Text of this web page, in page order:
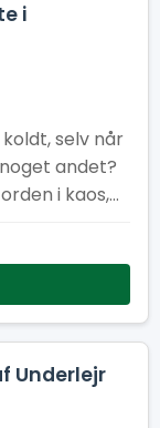
i
selv når
andet?
i kaos,
dig (og
efter. Vi
faciliteter til
Underlejr